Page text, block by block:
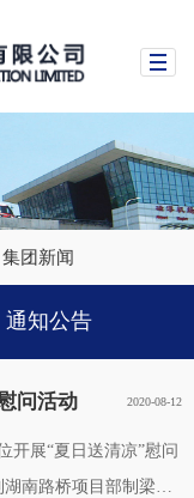
集团新闻
通知公告
问活动 2020-08-12
开展“夏日送清凉”慰问
南路桥项目部制梁